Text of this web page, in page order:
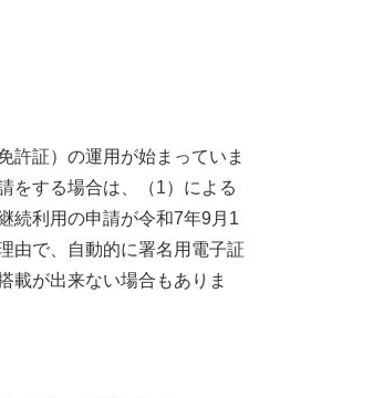
許証）の運用が始まっていま
をする場合は、（1）による
続利用の申請が令和7年9月1
由で、自動的に署名用電子証
載が出来ない場合もありま